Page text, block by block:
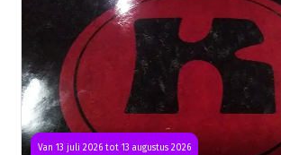
Van 13 juli 2026 tot 13 augustus 2026